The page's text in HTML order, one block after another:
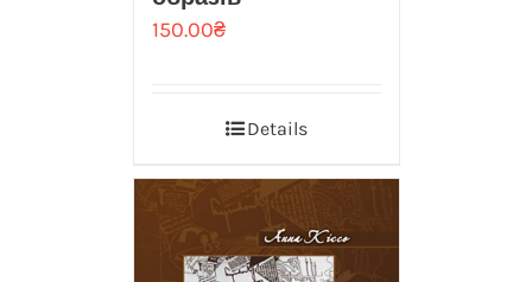
150.00₴
Details